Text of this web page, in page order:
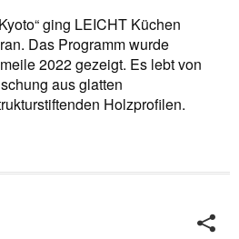
ging LEICHT Küchen
Das Programm wurde
2022 gezeigt. Es lebt von
aus glatten
Holzprofilen.